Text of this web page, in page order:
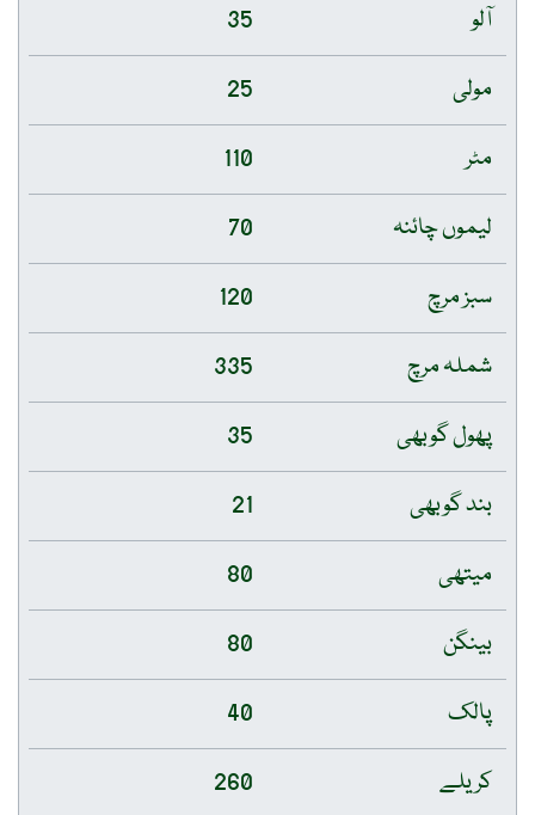
آلو
35
مولی
25
مٹر
110
لیموں چائنہ
70
سبز مرچ
120
شملہ مرچ
335
پھول گوبھی
35
بند گوبھی
21
میتھی
80
بینگن
80
پالک
40
کریلے
260